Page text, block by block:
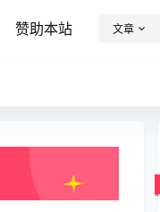
赞助本站 文章